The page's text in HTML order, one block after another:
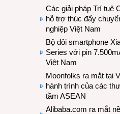
Các giải pháp Trí tuệ
hỗ trợ thúc đẩy
nghiệp Việt Nam
Bộ đôi smartphone
Series với pin
Việt Nam
Moonfolks ra mắt tại
hành trình của các
tầm ASEAN
Alibaba.com ra mắt